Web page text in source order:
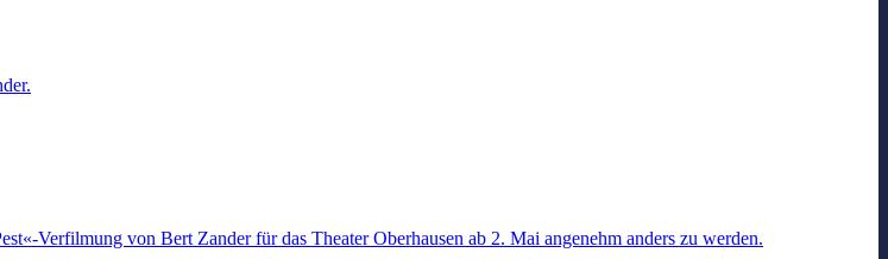
Verfilmung von Bert Zander für das Theater Oberhausen ab 2. Mai angenehm anders zu werden.